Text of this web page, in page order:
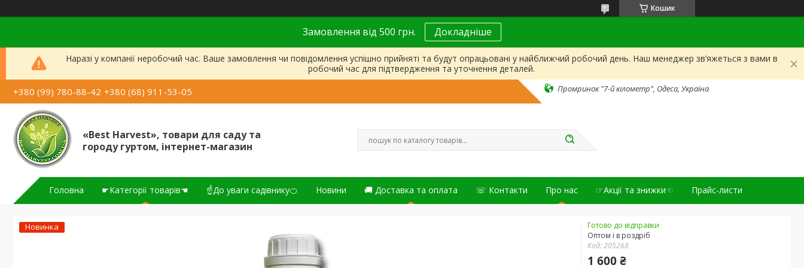
Кошик
Замовлення від 500 грн. Докладніше
Наразі у компанії неробочий час. Ваше замовлення чи повідомлення успішно прийняті та будут опрацьовані у найближчий робочий день. Наш менеджер зв’яжеться з вами в
робочий час для підтвердження та уточнення деталей.
+380 (99) 780-88-42 +380 (68) 911-53-05 Промринок "7-й кілометр", Одеса, Україна
«Best Harvest», товари для саду та
городу гуртом, інтернет-магазин
Головна ☛Категорії товарів☚ ☝До уваги садівнику🍊 Новини 🚚 Доставка та оплата ☏ Контакти Про нас ☞Акції та знижки☜ Прайс-листи
Новинка
Готово до відправки
Оптом і в роздріб
Код:205268
1 600 ₴